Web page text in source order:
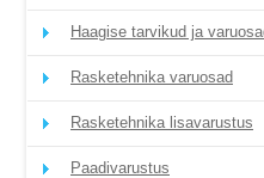
Haagise tarvikud ja
Rasketehnika varuosad
Rasketehnika lisavarustus
Paadivarustus